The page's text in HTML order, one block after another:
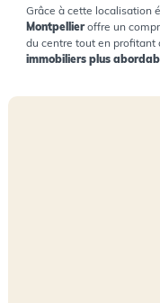
Grâce à cette localisation
Montpellieroffre un
du centre tout en profitant
immobiliers plus